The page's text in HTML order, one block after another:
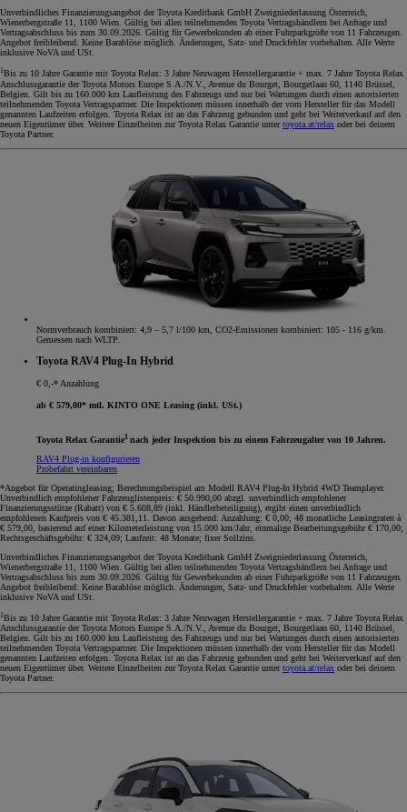
Unverbindliches Finanzierungsangebot der Toyota Kreditbank GmbH Zweigniederlassung Österreich,
Wienerbergstraße 11, 1100 Wien. Gültig bei allen teilnehmenden Toyota Vertragshändlern bei Anfrage und
Vertragsabschluss bis zum 30.09.2026. Gültig für Gewerbekunden ab einer Fuhrparkgröße von 11 Fahrzeugen.
Angebot freibleibend. Keine Barablöse möglich. Änderungen, Satz- und Druckfehler vorbehalten. Alle Werte
inklusive NoVA und USt.
1Bis zu 10 Jahre Garantie mit Toyota Relax: 3 Jahre Neuwagen Herstellergarantie + max. 7 Jahre Toyota Relax
Anschlussgarantie der Toyota Motors Europe S.A./N.V., Avenue du Bourget, Bourgetlaan 60, 1140 Brüssel,
Belgien. Gilt bis zu 160.000 km Laufleistung des Fahrzeugs und nur bei Wartungen durch einen autorisierten
teilnehmenden Toyota Vertragspartner. Die Inspektionen müssen innerhalb der vom Hersteller für das Modell
genannten Laufzeiten erfolgen. Toyota Relax ist an das Fahrzeug gebunden und geht bei Weiterverkauf auf den
neuen Eigentümer über. Weitere Einzelheiten zur Toyota Relax Garantie untertoyota.at/relax oder bei deinem
Toyota Partner.
Normverbrauch kombiniert: 4,9 – 5,7 l/100 km, CO2-Emissionen kombiniert: 105 - 116 g/km.
Gemessen nach WLTP.
Toyota RAV4 Plug-In Hybrid
€ 0,-* Anzahlung
ab € 579,00* mtl. KINTO ONE Leasing (inkl. USt.)
Toyota Relax Garantie1 nach jeder Inspektion bis zu einem Fahrzeugalter von 10 Jahren.
RAV4 Plug-in konfigurieren
Probefahrt vereinbaren
*Angebot für Operatingleasing; Berechnungsbeispiel am Modell RAV4 Plug-In Hybrid 4WD Teamplayer.
Unverbindlich empfohlener Fahrzeuglistenpreis: € 50.990,00 abzgl. unverbindlich empfohlener
Finanzierungsstütze (Rabatt) von € 5.608,89 (inkl. Händlerbeteiligung), ergibt einen unverbindlich
empfohlenen Kaufpreis von € 45.381,11. Davon ausgehend: Anzahlung: € 0,00; 48 monatliche Leasingraten à
€ 579,00, basierend auf einer Kilometerleistung von 15.000 km/Jahr, einmalige Bearbeitungsgebühr € 170,00;
Rechtsgeschäftsgebühr: € 324,09; Laufzeit: 48 Monate; fixer Sollzins.
Unverbindliches Finanzierungsangebot der Toyota Kreditbank GmbH Zweigniederlassung Österreich,
Wienerbergstraße 11, 1100 Wien. Gültig bei allen teilnehmenden Toyota Vertragshändlern bei Anfrage und
Vertragsabschluss bis zum 30.09.2026. Gültig für Gewerbekunden ab einer Fuhrparkgröße von 11 Fahrzeugen.
Angebot freibleibend. Keine Barablöse möglich. Änderungen, Satz- und Druckfehler vorbehalten. Alle Werte
inklusive NoVA und USt.
1Bis zu 10 Jahre Garantie mit Toyota Relax: 3 Jahre Neuwagen Herstellergarantie + max. 7 Jahre Toyota Relax
Anschlussgarantie der Toyota Motors Europe S.A./N.V., Avenue du Bourget, Bourgetlaan 60, 1140 Brüssel,
Belgien. Gilt bis zu 160.000 km Laufleistung des Fahrzeugs und nur bei Wartungen durch einen autorisierten
teilnehmenden Toyota Vertragspartner. Die Inspektionen müssen innerhalb der vom Hersteller für das Modell
genannten Laufzeiten erfolgen. Toyota Relax ist an das Fahrzeug gebunden und geht bei Weiterverkauf auf den
neuen Eigentümer über. Weitere Einzelheiten zur Toyota Relax Garantie untertoyota.at/relax oder bei deinem
Toyota Partner.